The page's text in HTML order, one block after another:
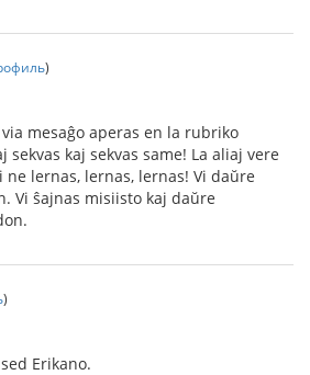
)
via mesaĝo aperas en la rubriko
sekvas kaj sekvas same! La aliaj vere
ne lernas, lernas, lernas! Vi daŭre
Vi ŝajnas misiisto kaj daŭre
)
Erikano.